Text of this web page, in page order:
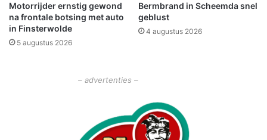
s
l
o
t
e
O
u
d
Motorrijder ernstig gewond
na frontale botsing met auto
in Finsterwolde
5 augustus 2026
Bermbrand in Scheemda snel
geblust
4 augustus 2026
– advertenties –